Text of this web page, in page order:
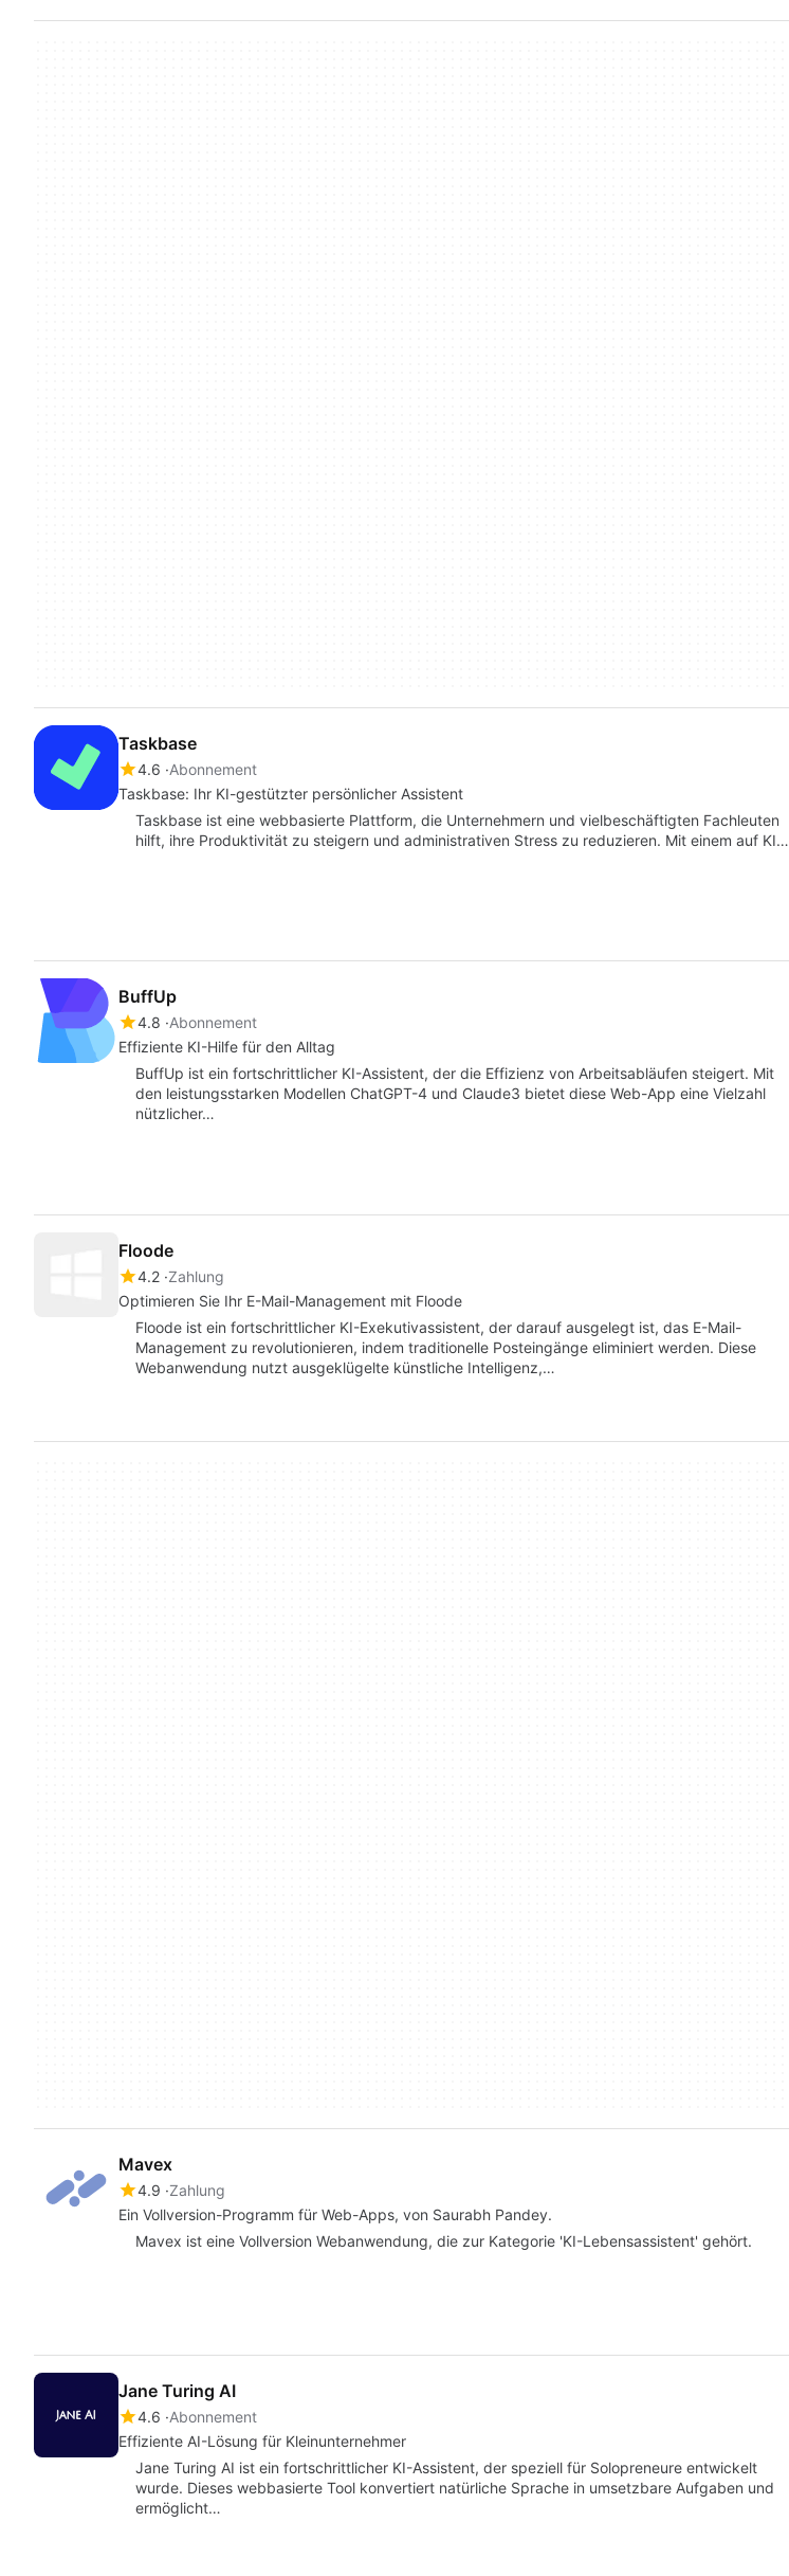
Taskbase
4.6 Abonnement
Taskbase: Ihr KI-gestützter persönlicher Assistent
Taskbase ist eine webbasierte Plattform, die Unternehmern und vielbeschäftigten Fachleuten
hilft, ihre Produktivität zu steigern und administrativen Stress zu reduzieren. Mit einem auf KI…
BuffUp
4.8 Abonnement
Effiziente KI-Hilfe für den Alltag
BuffUp ist ein fortschrittlicher KI-Assistent, der die Effizienz von Arbeitsabläufen steigert. Mit
den leistungsstarken Modellen ChatGPT-4 und Claude3 bietet diese Web-App eine Vielzahl
nützlicher…
Floode
4.2 Zahlung
Optimieren Sie Ihr E-Mail-Management mit Floode
Floode ist ein fortschrittlicher KI-Exekutivassistent, der darauf ausgelegt ist, das E-Mail-
Management zu revolutionieren, indem traditionelle Posteingänge eliminiert werden. Diese
Webanwendung nutzt ausgeklügelte künstliche Intelligenz,…
Mavex
4.9 Zahlung
Ein Vollversion-Programm für Web-Apps, von Saurabh Pandey.
Mavex ist eine Vollversion Webanwendung, die zur Kategorie 'KI-Lebensassistent' gehört.
Jane Turing AI
4.6 Abonnement
Effiziente AI-Lösung für Kleinunternehmer
Jane Turing AI ist ein fortschrittlicher KI-Assistent, der speziell für Solopreneure entwickelt
wurde. Dieses webbasierte Tool konvertiert natürliche Sprache in umsetzbare Aufgaben und
ermöglicht…